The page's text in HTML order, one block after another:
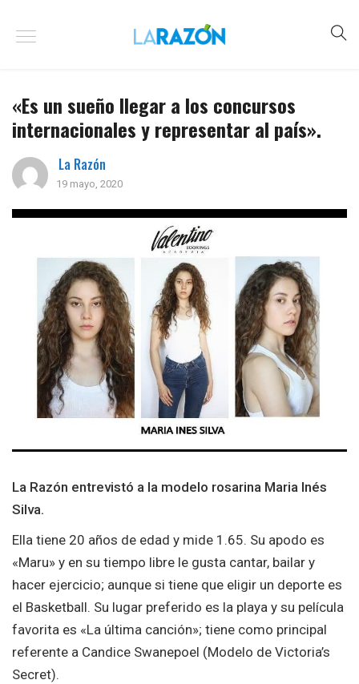
«Es un sueño llegar a los concursos
internacionales y representar al país».
La Razón
19 mayo, 2020
La Razón entrevistó a la modelo rosarina Maria Inés
Silva.
Ella tiene 20 años de edad y mide 1.65. Su apodo es
«Maru» y en su tiempo libre le gusta cantar, bailar y
hacer ejercicio; aunque si tiene que eligir un deporte es
el Basketball. Su lugar preferido es la playa y su película
favorita es «La última canción»; tiene como principal
referente a Candice Swanepoel (Modelo de Victoria’s
Secret).